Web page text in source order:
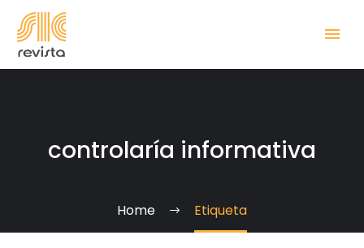
controlaría informativa
Home Etiqueta